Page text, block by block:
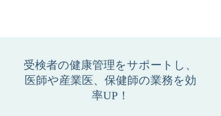
受検者の健康管理をサポートし、
医師や産業医、保健師の業務を効
率UP！